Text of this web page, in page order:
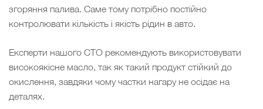
згоряння палива. Саме тому потрібно постійно
контролювати кількість і якість рідин в авто.
Експерти нашого СТО рекомендують використовувати
високоякісне масло, так як такий продукт стійкий до
окислення, завдяки чому частки нагару не осідає на
деталях.